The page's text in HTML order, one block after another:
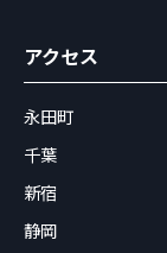
アクセス
永田町
千葉
新宿
静岡